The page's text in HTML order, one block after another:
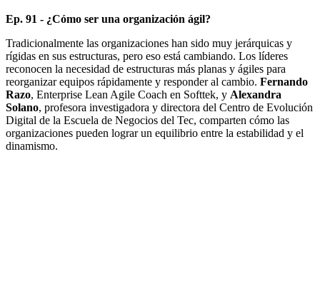
Ep. 91 - ¿Cómo ser una organización ágil?
Tradicionalmente las organizaciones han sido muy jerárquicas y
rígidas en sus estructuras, pero eso está cambiando. Los líderes
reconocen la necesidad de estructuras más planas y ágiles para
reorganizar equipos rápidamente y responder al cambio. Fernando
Razo, Enterprise Lean Agile Coach en Softtek, y Alexandra
Solano, profesora investigadora y directora del Centro de Evolución
Digital de la Escuela de Negocios del Tec, comparten cómo las
organizaciones pueden lograr un equilibrio entre la estabilidad y el
dinamismo.